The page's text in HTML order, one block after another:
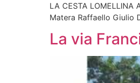
LA CESTA
Matera Raffaello
La via